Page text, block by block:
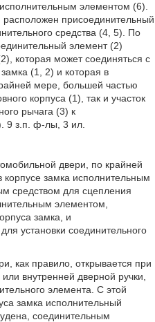
элементом (6).
присоединительный
средства (4, 5). По
элемент (2)
которая может соединяться с
(1, 2) и которая в
мере, большей частью
корпуса (1), так и участок
рычага (3) к
9 з.п. ф-лы, 3 ил.
двери, по крайней
замка исполнительным
средством для сцепления
элементом,
замка, и
установки соединительного
как правило, открывается при
внутренней дверной ручки,
элемента. С этой
замка исполнительный
соединительным